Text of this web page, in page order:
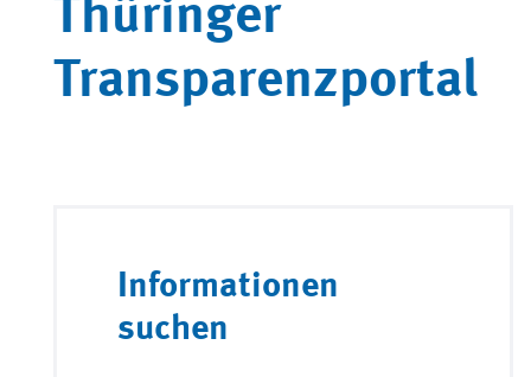
Thüringer
Transparenzportal
Informationen
suchen